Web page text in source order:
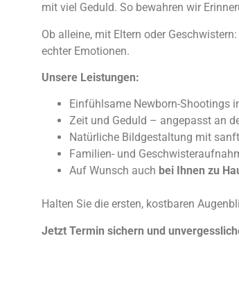
mit viel Geduld. So bewahren wir
Ob alleine, mit Eltern oder
echter Emotionen.
Unsere Leistungen:
Einfühlsame Newborn-Shootings
Zeit und Geduld – angepasst an
Natürliche Bildgestaltung mit
Familien- und
Auf Wunsch auch bei Ihnen zu
Halten Sie die ersten, kostbaren
Jetzt Termin sichern und